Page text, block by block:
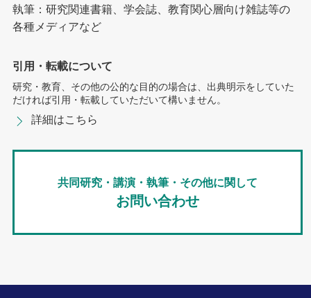
執筆：研究関連書籍、学会誌、教育関心層向け雑誌等の
各種メディアなど
引用・転載について
研究・教育、その他の公的な目的の場合は、出典明示をしていた
だければ引用・転載していただいて構いません。
詳細はこちら
共同研究・講演・執筆・その他に関して
お問い合わせ